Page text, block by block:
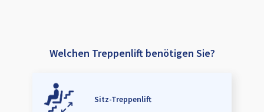
Welchen Treppenlift benötigen Sie?
Sitz-Treppenlift